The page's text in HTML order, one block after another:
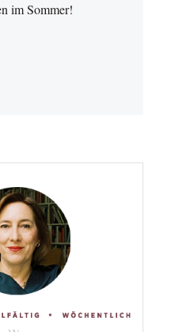
im Sommer!